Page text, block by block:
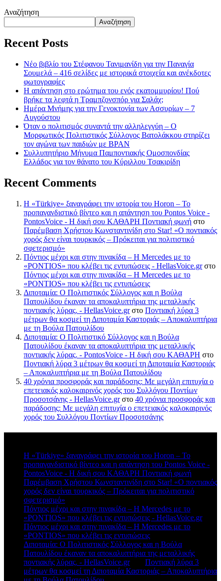
Αναζήτηση
Αναζήτηση
Recent Posts
Νέο βιβλίο του Στέφανου Τανιμανίδη για την Παναγία
Σουμελά – 416 σελίδες με ιστορικά στοιχεία και ανέκδοτες
φωτογραφίες
Η απάντηση στο ερώτημα του ενός εκατομμυρίου! Πού
βρήκε τα λεφτά η Τραμπζονσπόρ για Σαλάχ;
Ημέρα Μνήμης για την Γενοκτονία των Ασσυρίων – 7
Αυγούστου
Όταν ο πολιτισμός συναντά την αλληλεγγύη – Ο
Μορφωτικός Πολιτιστικός Σύλλογος Βατολάκκου στηρίζει
τον αγώνα των παιδιών με BPAN
Συλλυπητήριο Μήνυμα Παμποντιακής Ομοσπονδίας
Ελλάδος για τον θάνατο του Κύριλλου Τσακιρίδη
Recent Comments
Η «Türkiye» ξαναγράφει την ιστορία του Horon – Το
προπαγανδιστικό βίντεο και η απάντηση του Pontos Voice -
PontosVoice - H δική σου ΚΑΘΑΡΗ Ποντιακή φωνή στο
Παρέμβαση Χρήστου Κωνσταντινίδη στο Star! «Ο ποντιακός
χορός δεν είναι τουρκικός – Πρόκειται για πολιτιστικό
σφετερισμό»
Πόντιος μέχρι και στην πινακίδα – Η Mercedes με το
«PONTIOS» που κλέβει τις εντυπώσεις - HellasVoice.grστο
Πόντιος μέχρι και στην πινακίδα – Η Mercedes με το
«PONTIOS» που κλέβει τις εντυπώσεις
Διποταμία: Ο Πολιτιστικός Σύλλογος και η Βούλα
Πατουλίδου έκαναν τα αποκαλυπτήρια της μεταλλικής
ποντιακής λύρας. - HellasVoice.grστο Ποντιακή λύρα 3
μέτρων θα κοσμεί τη Διποταμία Καστοριάς – Αποκαλυπτήρια
με τη Βούλα Πατουλίδου
Διποταμία: Ο Πολιτιστικό Σύλλογος και η Βούλα
Πατουλίδου έκαναν τα αποκαλυπτήρια της μεταλλικής
ποντιακής λύρας. - PontosVoice - H δική σου ΚΑΘΑΡΗ στο
Ποντιακή λύρα 3 μέτρων θα κοσμεί τη Διποταμία Καστοριάς
– Αποκαλυπτήρια με τη Βούλα Πατουλίδου
40 χρόνια προσφοράς και παράδοσης: Με μεγάλη επιτυχία ο
επετειακός καλοκαιρινός χορός του Συλλόγου Ποντίων
Προσοτσάνης - HellasVoice.grστο 40 χρόνια προσφοράς και
παράδοσης: Με μεγάλη επιτυχία ο επετειακός καλοκαιρινός
χορός του Συλλόγου Ποντίων Προσοτσάνης
Η «Türkiye» ξαναγράφει την ιστορία του Horon – Το
προπαγανδιστικό βίντεο και η απάντηση του Pontos Voice -
PontosVoice - H δική σου ΚΑΘΑΡΗ Ποντιακή φωνή
Παρέμβαση Χρήστου Κωνσταντινίδη στο Star! «Ο ποντιακός
χορός δεν είναι τουρκικός – Πρόκειται για πολιτιστικό
σφετερισμό»
Πόντιος μέχρι και στην πινακίδα – Η Mercedes με το
«PONTIOS» που κλέβει τις εντυπώσεις - HellasVoice.grστο
Πόντιος μέχρι και στην πινακίδα – Η Mercedes με το
«PONTIOS» που κλέβει τις εντυπώσεις
Διποταμία: Ο Πολιτιστικός Σύλλογος και η Βούλα
Πατουλίδου έκαναν τα αποκαλυπτήρια της μεταλλικής
ποντιακής λύρας. - HellasVoice.grστο Ποντιακή λύρα 3
μέτρων θα κοσμεί τη Διποταμία Καστοριάς – Αποκαλυπτήρια